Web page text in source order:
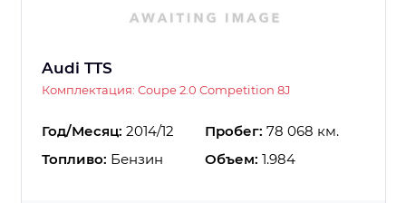
Audi TTS
Комплектация: Coupe 2.0 Competition 8J
Год/Месяц: 2014/12 Пробег: 78 068 км.
Топливо: Бензин Объем: 1.984